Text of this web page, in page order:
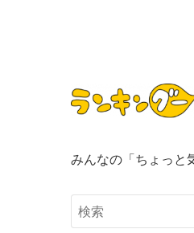
みんなの「ちょっと